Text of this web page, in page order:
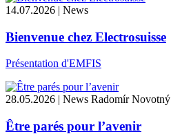
14.07.2026 | News
Bienvenue chez Electrosuisse
Présentation d'EMFIS
28.05.2026 | News Radomír Novotný
Être parés pour l’avenir